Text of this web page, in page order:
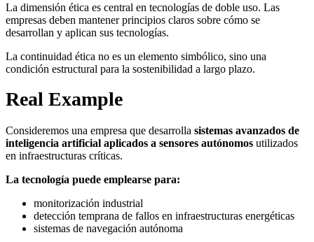
La dimensión ética es central en tecnologías de doble uso. Las
empresas deben mantener principios claros sobre cómo se
desarrollan y aplican sus tecnologías.
La continuidad ética no es un elemento simbólico, sino una
condición estructural para la sostenibilidad a largo plazo.
Real Example
Consideremos una empresa que desarrolla sistemas avanzados de
inteligencia artificial aplicados a sensores autónomos utilizados
en infraestructuras críticas.
La tecnología puede emplearse para:
monitorización industrial
detección temprana de fallos en infraestructuras energéticas
sistemas de navegación autónoma